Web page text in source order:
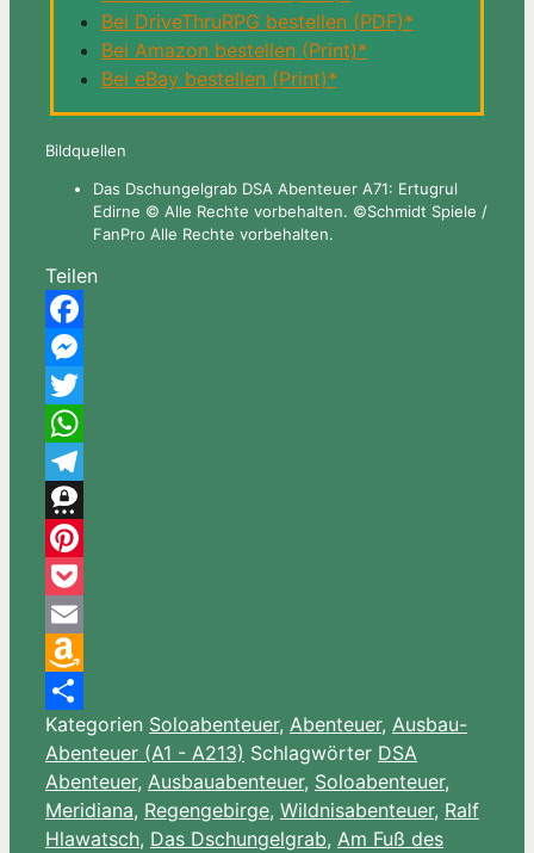
Bei DriveThruRPG bestellen (PDF)*
Bei Amazon bestellen (Print)*
Bei eBay bestellen (Print)*
Bildquellen
Das Dschungelgrab DSA Abenteuer A71: Ertugrul
Edirne © Alle Rechte vorbehalten. ©Schmidt Spiele /
FanPro Alle Rechte vorbehalten.
Teilen
Facebook
Messenger
Twitter
WhatsApp
Telegram
Threema
Pinterest
Pocket
Email
Amazon
Wish
List
Teilen
Kategorien Soloabenteuer, Abenteuer, Ausbau-
Abenteuer (A1 - A213) Schlagwörter DSA
Abenteuer, Ausbauabenteuer, Soloabenteuer,
Meridiana, Regengebirge, Wildnisabenteuer, Ralf
Hlawatsch, Das Dschungelgrab, Am Fuß des